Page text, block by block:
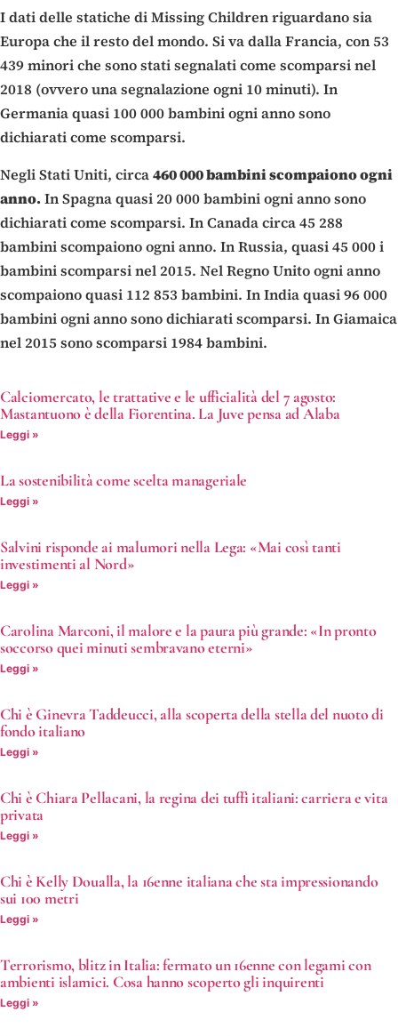
I dati delle statiche di Missing Children riguardano sia
Europa che il resto del mondo. Si va dalla Francia, con 53
439 minori che sono stati segnalati come scomparsi nel
2018 (ovvero una segnalazione ogni 10 minuti). In
Germania quasi 100 000 bambini ogni anno sono
dichiarati come scomparsi.
Negli Stati Uniti, circa460 000 bambini scompaiono ogni
anno.In Spagna quasi 20 000 bambini ogni anno sono
dichiarati come scomparsi. In Canada circa 45 288
bambini scompaiono ogni anno. In Russia, quasi 45 000 i
bambini scomparsi nel 2015. Nel Regno Unito ogni anno
scompaiono quasi 112 853 bambini. In India quasi 96 000
bambini ogni anno sono dichiarati scomparsi. In Giamaica
nel 2015 sono scomparsi 1984 bambini.
Calciomercato, le trattative e le ufficialità del 7 agosto:
Mastantuono è della Fiorentina. La Juve pensa ad Alaba
Leggi »
La sostenibilità come scelta manageriale
Leggi »
Salvini risponde ai malumori nella Lega: «Mai così tanti
investimenti al Nord»
Leggi »
Carolina Marconi, il malore e la paura più grande: «In pronto
soccorso quei minuti sembravano eterni»
Leggi »
Chi è Ginevra Taddeucci, alla scoperta della stella del nuoto di
fondo italiano
Leggi »
Chi è Chiara Pellacani, la regina dei tuffi italiani: carriera e vita
privata
Leggi »
Chi è Kelly Doualla, la 16enne italiana che sta impressionando
sui 100 metri
Leggi »
Terrorismo, blitz in Italia: fermato un 16enne con legami con
ambienti islamici. Cosa hanno scoperto gli inquirenti
Leggi »